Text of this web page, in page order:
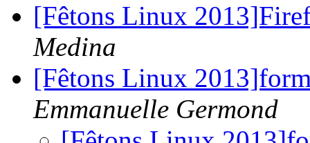
[Fêtons Linux
Medina
[Fêtons Linux
Emmanuelle Germond